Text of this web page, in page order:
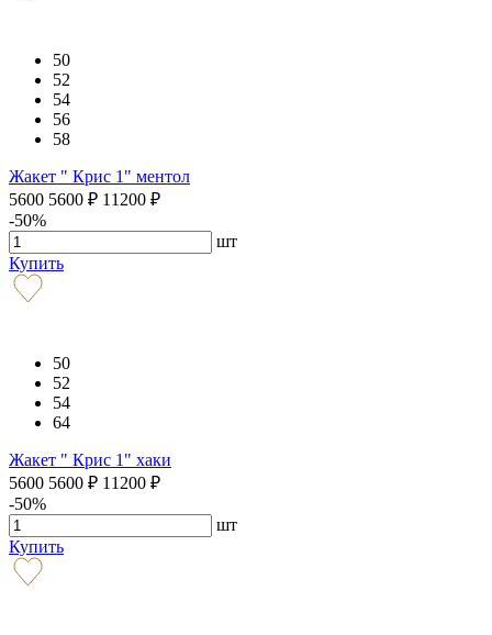
50
52
54
56
58
Жакет " Крис 1" ментол
5600 5600 ₽ 11200 ₽
-50%
шт
Купить
50
52
54
64
Жакет " Крис 1" хаки
5600 5600 ₽ 11200 ₽
-50%
шт
Купить